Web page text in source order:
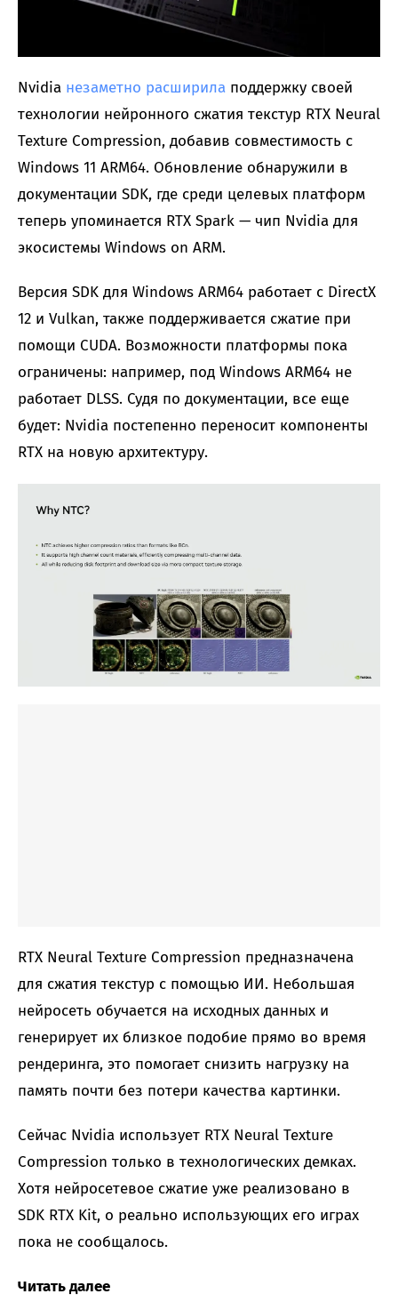
Nvidia незаметно расширила поддержку своей
технологии нейронного сжатия текстур RTX Neural
Texture Compression, добавив совместимость с
Windows 11 ARM64. Обновление обнаружили в
документации SDK, где среди целевых платформ
теперь упоминается RTX Spark — чип Nvidia для
экосистемы Windows on ARM.
Версия SDK для Windows ARM64 работает с DirectX
12 и Vulkan, также поддерживается сжатие при
помощи CUDA. Возможности платформы пока
ограничены: например, под Windows ARM64 не
работает DLSS. Судя по документации, все еще
будет: Nvidia постепенно переносит компоненты
RTX на новую архитектуру.
RTX Neural Texture Compression предназначена
для сжатия текстур с помощью ИИ. Небольшая
нейросеть обучается на исходных данных и
генерирует их близкое подобие прямо во время
рендеринга, это помогает снизить нагрузку на
память почти без потери качества картинки.
Сейчас Nvidia использует RTX Neural Texture
Compression только в технологических демках.
Хотя нейросетевое сжатие уже реализовано в
SDK RTX Kit, о реально использующих его играх
пока не сообщалось.
Читать далее